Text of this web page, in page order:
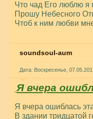
Что чад Его люблю я
Прошу Небесного
Чтоб к ним любви
soundsoul-aum
Дата: Воскресенье,
Я вчера
Я вчера ошиблась
В здании тридцатой